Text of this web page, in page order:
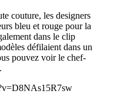
couture, les designers
bleu et rouge pour la
dans le clip
défilaient dans un
pouvez voir le chef-